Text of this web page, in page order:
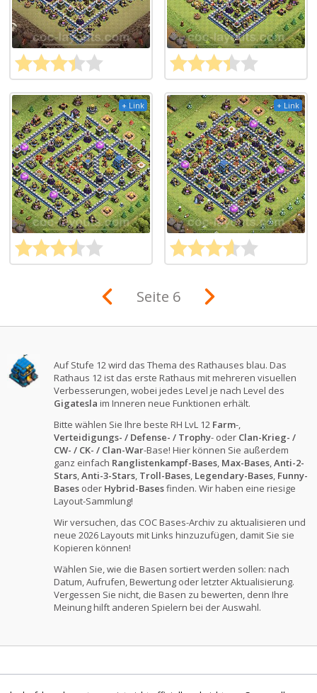
+ Link + Link
Seite 6
Auf Stufe 12 wird das Thema des Rathauses blau. Das
Rathaus 12 ist das erste Rathaus mit mehreren visuellen
Verbesserungen, wobei jedes Level je nach Level des
Gigatesla im Inneren neue Funktionen erhält.
Bitte wählen Sie Ihre beste RH LvL 12 Farm-,
Verteidigungs- / Defense- / Trophy- oder Clan-Krieg- /
CW- / CK- / Clan-War-Base! Hier können Sie außerdem
ganz einfach Ranglistenkampf-Bases, Max-Bases,Anti-2-
Stars,Anti-3-Stars, Troll-Bases, Legendary-Bases, Funny-
Bases oder Hybrid-Basesfinden. Wir haben eine riesige
Layout-Sammlung!
Wir versuchen, das COC Bases-Archiv zu aktualisieren und
neue 2026 Layouts mit Links hinzuzufügen, damit Sie sie
Kopieren können!
Wählen Sie, wie die Basen sortiert werden sollen: nach
Datum, Aufrufen, Bewertung oder letzter Aktualisierung.
Vergessen Sie nicht, die Basen zu bewerten, denn Ihre
Meinung hilft anderen Spielern bei der Auswahl.